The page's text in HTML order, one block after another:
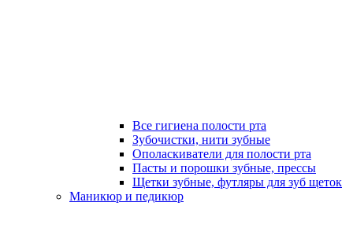
Все гигиена полости рта
Зубочистки, нити зубные
Ополаскиватели для полости рта
Пасты и порошки зубные, прессы
Щетки зубные, футляры для зуб щеток
Маникюр и педикюр